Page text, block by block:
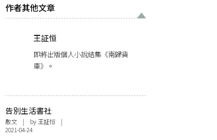
作者其他文章
王証恒
即將出版個人小說結集《南歸貨
車》。
告別生活書社
散文 | by 王証恒 |
2021-04-24